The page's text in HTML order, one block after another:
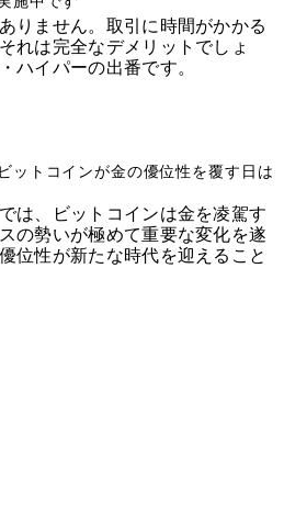
りません。取引に時間がかかる
れは完全なデメリットでしょ
ハイパーの出番です。
ットコインが金の優位性を覆す日は
は、ビットコインは金を凌駕す
の勢いが極めて重要な変化を遂
位性が新たな時代を迎えること